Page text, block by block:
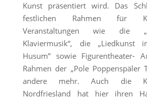
Kunst präsentiert wird. Das
festlichen Rahmen für
Veranstaltungen wie die
Klaviermusik“, die „Liedkunst
Husum” sowie Figurentheater-
Rahmen der „Pole Poppenspäler
andere mehr. Auch die
Nordfriesland hat hier ihren